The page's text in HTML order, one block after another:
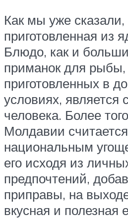
Как мы уже сказали,
приготовленная из
Блюдо, как и
приманок для рыбы,
приготовленных в
условиях, является
человека. Более
Молдавии считается
национальным
его исходя из
предпочтений,
приправы, на
вкусная и полезная